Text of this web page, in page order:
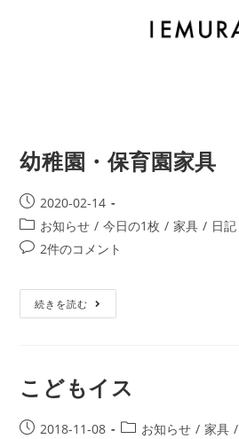
幼稚園・保育園家具
2020-02-14
お知らせ / 今日の1枚 / 家具 / 日記
2件のコメント
続きを読む
こどもイス
2018-11-08 お知らせ / 家具 /